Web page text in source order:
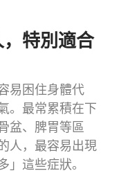
特別適合
易困住身體代
。最常累積在下
盆、脾胃等區
人，最容易出現
」這些症狀。